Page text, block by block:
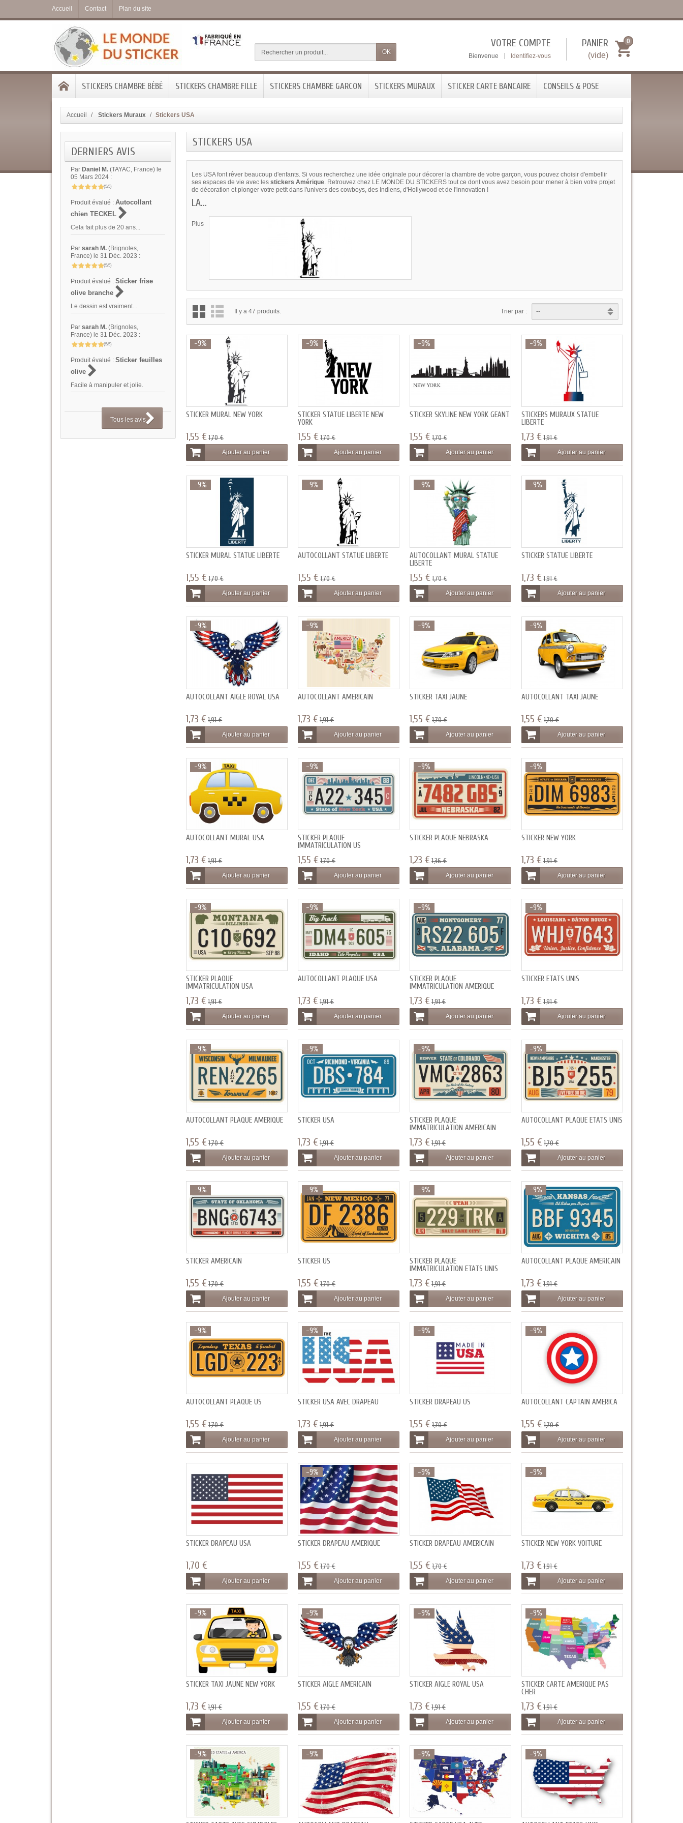
Accueil Contact Plan du site
OK
PANIER
(vide)
0
VOTRE COMPTE
Bienvenue Identifiez-vous
STICKERS CHAMBRE BÉBÉ STICKERS CHAMBRE FILLE STICKERS CHAMBRE GARCON STICKERS MURAUX STICKER CARTE BANCAIRE CONSEILS & POSE
Accueil Stickers Muraux Stickers USA
DERNIERS AVIS
Par Daniel M. (TAYAC, France) le
05 Mars 2024 :
(5/5)
Produit évalué : Autocollant
chien TECKEL
Cela fait plus de 20 ans...
Par sarah M. (Brignoles,
France) le 31 Déc. 2023 :
(5/5)
Produit évalué : Sticker frise
olive branche
Le dessin est vraiment...
Par sarah M. (Brignoles,
France) le 31 Déc. 2023 :
(5/5)
Produit évalué : Sticker feuilles
olive
Facile à manipuler et jolie.
Tous les avis
STICKERS USA
Les USA font rêver beaucoup d'enfants. Si vous recherchez une idée originale pour décorer la chambre de votre garçon, vous pouvez choisir d'embellir
ses espaces de vie avec les stickers Amérique. Retrouvez chez LE MONDE DU STICKERS tout ce dont vous avez besoin pour mener à bien votre projet
de décoration et plonger votre petit dans l'univers des cowboys, des Indiens, d'Hollywood et de l'innovation !
LA...
Plus
Il y a 47 produits. Trier par :
STICKER MURAL NEW YORK
-9%
1,55 €1,70 €
Ajouter au panier
STICKER STATUE LIBERTE NEW
YORK
-9%
1,55 €1,70 €
Ajouter au panier
STICKER SKYLINE NEW YORK GEANT
-9%
1,55 €1,70 €
Ajouter au panier
STICKERS MURAUX STATUE
LIBERTE
-9%
1,73 €1,91 €
Ajouter au panier
STICKER MURAL STATUE LIBERTE
-9%
1,55 €1,70 €
Ajouter au panier
AUTOCOLLANT STATUE LIBERTE
-9%
1,55 €1,70 €
Ajouter au panier
AUTOCOLLANT MURAL STATUE
LIBERTE
-9%
1,55 €1,70 €
Ajouter au panier
STICKER STATUE LIBERTE
-9%
1,73 €1,91 €
Ajouter au panier
AUTOCOLLANT AIGLE ROYAL USA
-9%
1,73 €1,91 €
Ajouter au panier
AUTOCOLLANT AMERICAIN
-9%
1,73 €1,91 €
Ajouter au panier
STICKER TAXI JAUNE
-9%
1,55 €1,70 €
Ajouter au panier
AUTOCOLLANT TAXI JAUNE
-9%
1,55 €1,70 €
Ajouter au panier
AUTOCOLLANT MURAL USA
-9%
1,73 €1,91 €
Ajouter au panier
STICKER PLAQUE
IMMATRICULATION US
-9%
1,55 €1,70 €
Ajouter au panier
STICKER PLAQUE NEBRASKA
-9%
1,23 €1,36 €
Ajouter au panier
STICKER NEW YORK
-9%
1,73 €1,91 €
Ajouter au panier
STICKER PLAQUE
IMMATRICULATION USA
-9%
1,73 €1,91 €
Ajouter au panier
AUTOCOLLANT PLAQUE USA
-9%
1,73 €1,91 €
Ajouter au panier
STICKER PLAQUE
IMMATRICULATION AMERIQUE
-9%
1,73 €1,91 €
Ajouter au panier
STICKER ETATS UNIS
-9%
1,73 €1,91 €
Ajouter au panier
AUTOCOLLANT PLAQUE AMÉRIQUE
-9%
1,55 €1,70 €
Ajouter au panier
STICKER USA
-9%
1,73 €1,91 €
Ajouter au panier
STICKER PLAQUE
IMMATRICULATION AMERICAIN
-9%
1,73 €1,91 €
Ajouter au panier
AUTOCOLLANT PLAQUE ETATS UNIS
-9%
1,55 €1,70 €
Ajouter au panier
STICKER AMERICAIN
-9%
1,55 €1,70 €
Ajouter au panier
STICKER US
-9%
1,55 €1,70 €
Ajouter au panier
STICKER PLAQUE
IMMATRICULATION ETATS UNIS
-9%
1,73 €1,91 €
Ajouter au panier
AUTOCOLLANT PLAQUE AMERICAIN
-9%
1,73 €1,91 €
Ajouter au panier
AUTOCOLLANT PLAQUE US
-9%
1,55 €1,70 €
Ajouter au panier
STICKER USA AVEC DRAPEAU
-9%
1,73 €1,91 €
Ajouter au panier
STICKER DRAPEAU US
-9%
1,55 €1,70 €
Ajouter au panier
AUTOCOLLANT CAPTAIN AMERICA
-9%
1,55 €1,70 €
Ajouter au panier
STICKER DRAPEAU USA
1,70 €
Ajouter au panier
STICKER DRAPEAU AMERIQUE
-9%
1,55 €1,70 €
Ajouter au panier
STICKER DRAPEAU AMERICAIN
-9%
1,55 €1,70 €
Ajouter au panier
STICKER NEW YORK VOITURE
-9%
1,73 €1,91 €
Ajouter au panier
STICKER TAXI JAUNE NEW YORK
-9%
1,73 €1,91 €
Ajouter au panier
STICKER AIGLE AMERICAIN
-9%
1,55 €1,70 €
Ajouter au panier
STICKER AIGLE ROYAL USA
-9%
1,73 €1,91 €
Ajouter au panier
STICKER CARTE AMERIQUE PAS
CHER
-9%
1,73 €1,91 €
Ajouter au panier
-9% -9% -9% -9%